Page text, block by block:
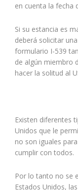
en cuenta la fecha
Si su estancia es
deberá solicitar
formulario I-539
de algún miembro
hacer la solitud al
Existen diferentes
Unidos que le
no son iguales
cumplir con todos.
Por lo tanto no se
Estados Unidos,